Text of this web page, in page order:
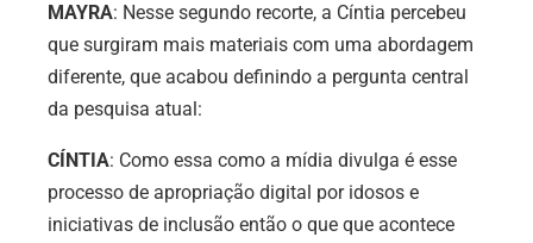
MAYRA: Nesse segundo recorte, a Cíntia percebeu
que surgiram mais materiais com uma abordagem
diferente, que acabou definindo a pergunta central
da pesquisa atual:
CÍNTIA: Como essa como a mídia divulga é esse
processo de apropriação digital por idosos e
iniciativas de inclusão então o que que acontece